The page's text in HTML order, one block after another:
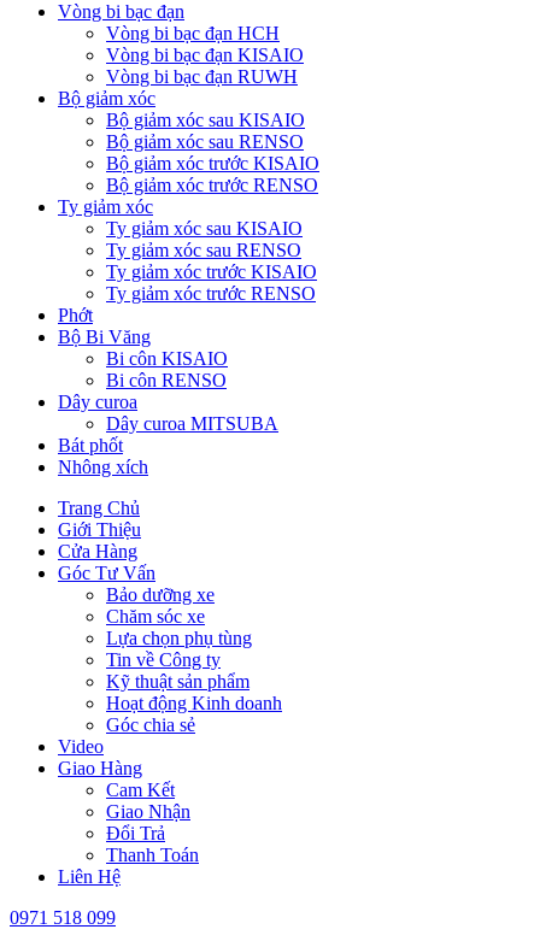
Vòng bi bạc đạn
Vòng bi bạc đạn HCH
Vòng bi bạc đạn KISAIO
Vòng bi bạc đạn RUWH
Bộ giảm xóc
Bộ giảm xóc sau KISAIO
Bộ giảm xóc sau RENSO
Bộ giảm xóc trước KISAIO
Bộ giảm xóc trước RENSO
Ty giảm xóc
Ty giảm xóc sau KISAIO
Ty giảm xóc sau RENSO
Ty giảm xóc trước KISAIO
Ty giảm xóc trước RENSO
Phớt
Bộ Bi Văng
Bi côn KISAIO
Bi côn RENSO
Dây curoa
Dây curoa MITSUBA
Bát phốt
Nhông xích
Trang Chủ
Giới Thiệu
Cửa Hàng
Góc Tư Vấn
Bảo dưỡng xe
Chăm sóc xe
Lựa chọn phụ tùng
Tin về Công ty
Kỹ thuật sản phẩm
Hoạt động Kinh doanh
Góc chia sẻ
Video
Giao Hàng
Cam Kết
Giao Nhận
Đổi Trả
Thanh Toán
Liên Hệ
0971 518 099